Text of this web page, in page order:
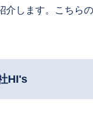
します。こちら
HI's